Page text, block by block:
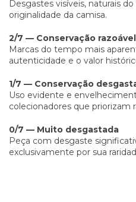
Desgastes visíveis, naturais
originalidade da camisa.
2/7 — Conservação razoável
Marcas do tempo mais
autenticidade e o valor
1/7 — Conservação
Uso evidente e
colecionadores que priorizam
0/7 — Muito desgastada
Peça com desgaste
exclusivamente por sua